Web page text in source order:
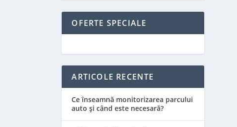
OFERTE SPECIALE
ARTICOLE RECENTE
Ce înseamnă monitorizarea parcului
auto și când este necesară?